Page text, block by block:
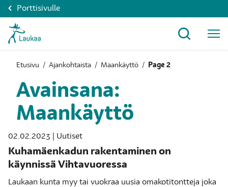
Porttisivulle
Etusivu / Ajankohtaista / Maankäyttö / Page 2
Avainsana:
Maankäyttö
02.02.2023 | Uutiset
Kuhamäenkadun rakentaminen on
käynnissä Vihtavuoressa
Laukaan kunta myy tai vuokraa uusia omakotitontteja joka